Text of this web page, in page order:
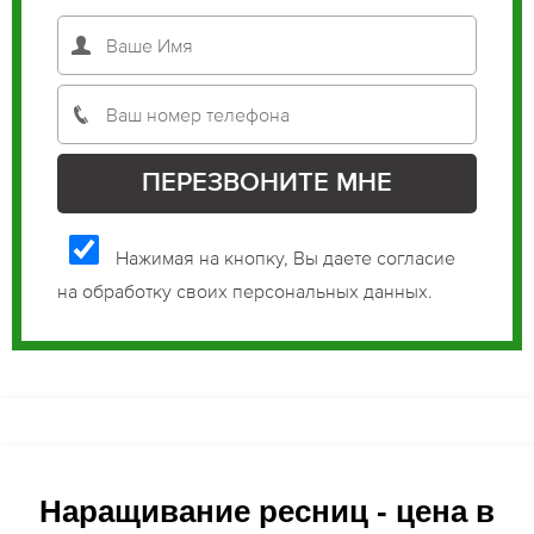
Нажимая на кнопку, Вы даете согласие
на обработку своих персональных данных.
Наращивание ресниц - цена в